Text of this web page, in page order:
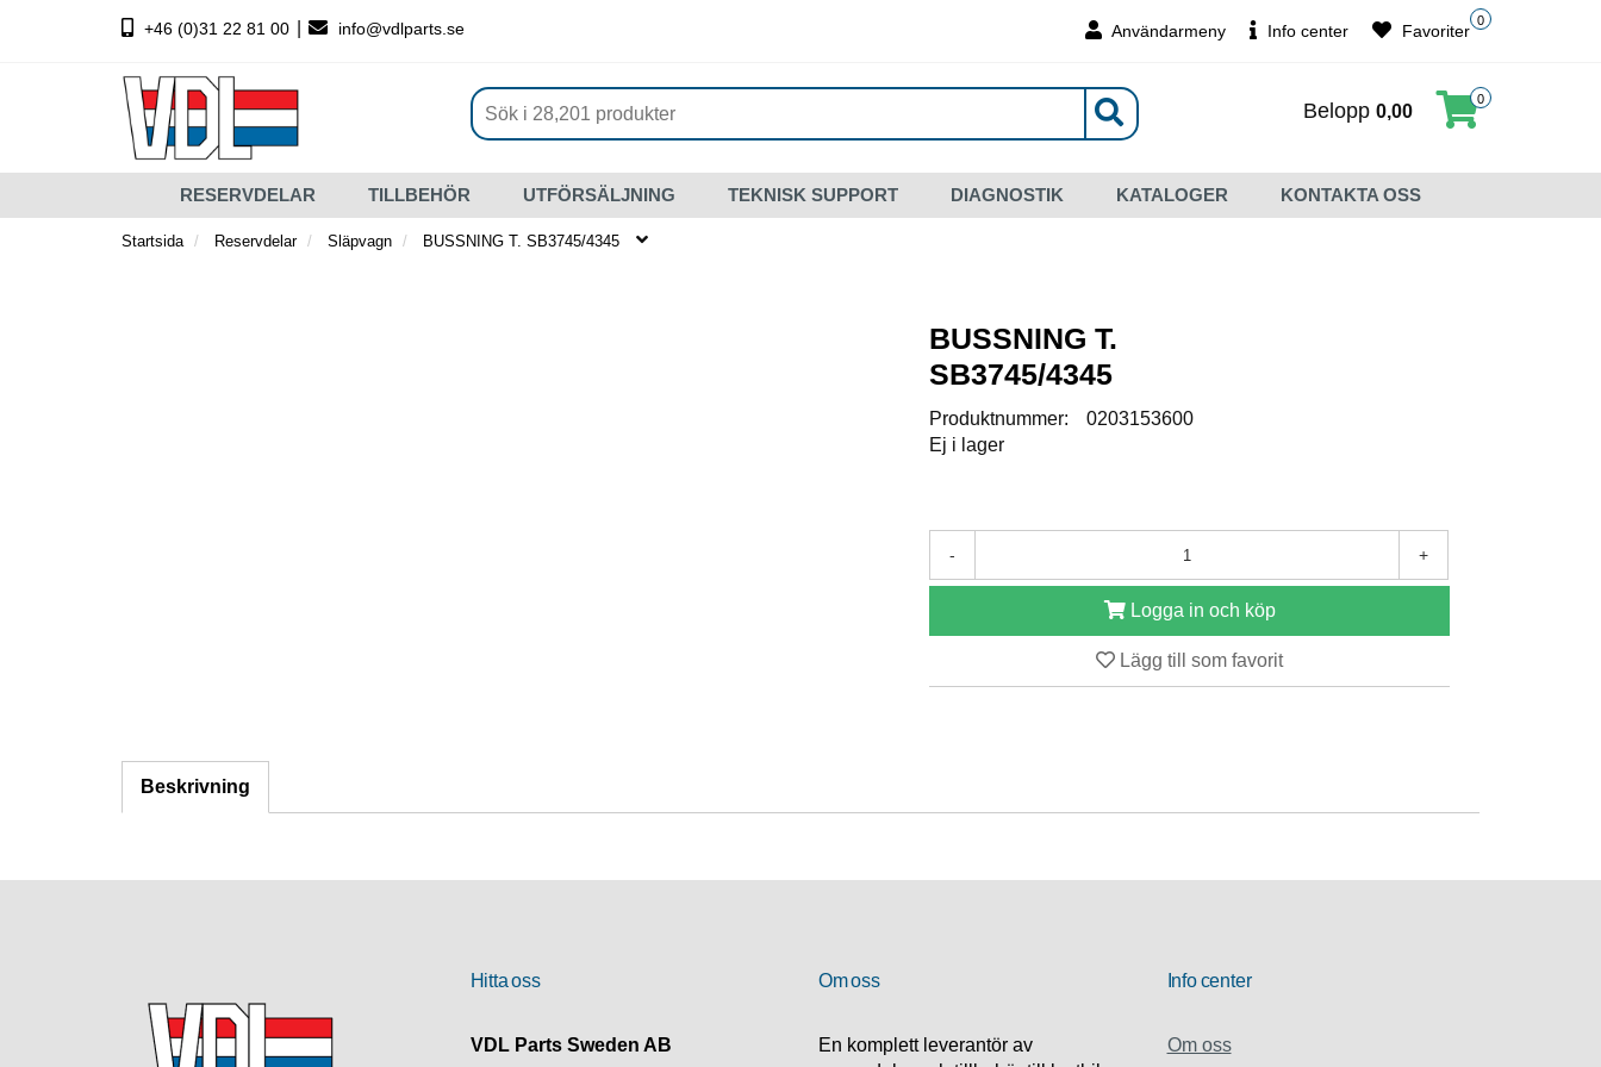
+46 (0)31 22 81 00 info@vdlparts.se Användarmeny Info center
0
Favoriter
Belopp 0,00
0
RESERVDELAR TILLBEHÖR UTFÖRSÄLJNING TEKNISK SUPPORT DIAGNOSTIK KATALOGER KONTAKTA OSS
Startsida Reservdelar Släpvagn BUSSNING T. SB3745/4345
BUSSNING T.
SB3745/4345
Produktnummer:
0203153600
Ej i lager
- +
Logga in och köp
Lägg till som favorit
Beskrivning
Hitta oss
VDL Parts Sweden AB
Om oss
En komplett leverantör av
Info center
Om oss